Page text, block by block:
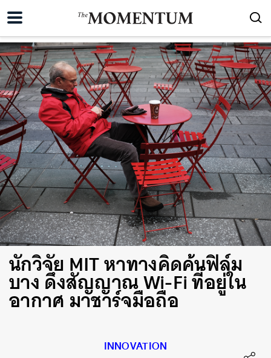
นักวิจัย MIT หาทางคิดค้นฟิล์ม
บาง ดึงสัญญาณ Wi-Fi ที่อยู่ใน
อากาศ มาชาร์จมือถือ
INNOVATION